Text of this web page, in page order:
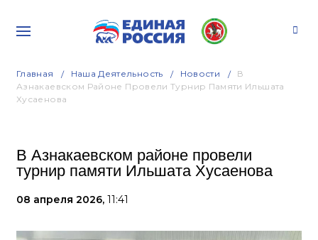
Главная Наша Деятельность Новости
В
Азнакаевском Районе Провели Турнир Памяти Ильшата
Хусаенова
В Азнакаевском районе провели
турнир памяти Ильшата Хусаенова
08 апреля 2026, 11:41